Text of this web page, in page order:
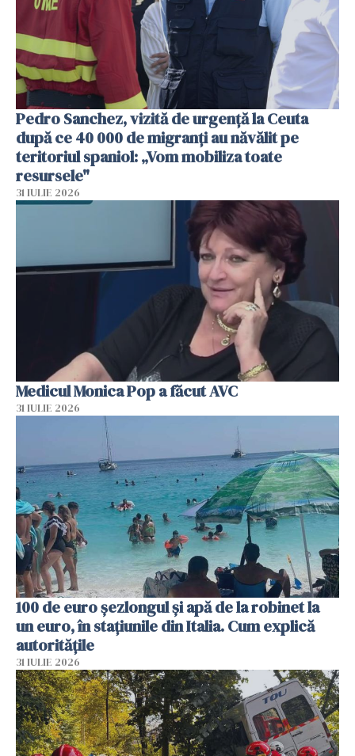
Pedro Sanchez, vizită de urgență la Ceuta
după ce 40 000 de migranți au năvălit pe
teritoriul spaniol: „Vom mobiliza toate
resursele"
31 IULIE 2026
Medicul Monica Pop a făcut AVC
31 IULIE 2026
100 de euro șezlongul și apă de la robinet la
un euro, în stațiunile din Italia. Cum explică
autoritățile
31 IULIE 2026